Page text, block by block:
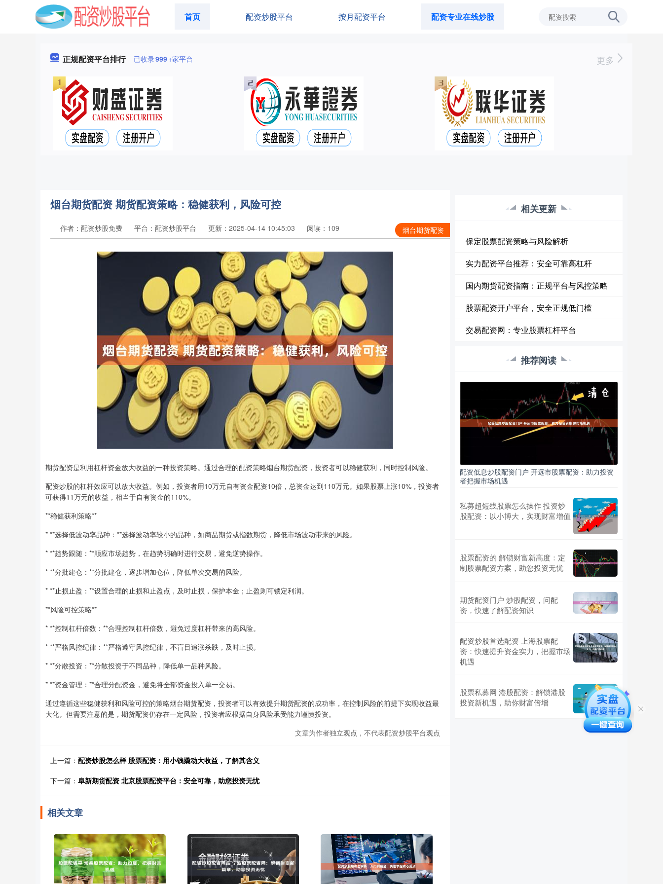
首页 配资炒股平台 按月配资平台 配资专业在线炒股
正规配资平台排行 已收录999+家平台 更多
烟台期货配资 期货配资策略：稳健获利，风险可控
烟台期货配资
作者：配资炒股免费 平台：配资炒股平台 更新：2025-04-14 10:45:03 阅读：109
期货配资是利用杠杆资金放大收益的一种投资策略。通过合理的配资策略烟台期货配资，投资者可以稳健获利，同时控制风险。
配资炒股的杠杆效应可以放大收益。例如，投资者用10万元自有资金配资10倍，总资金达到110万元。如果股票上涨10%，投资者
可获得11万元的收益，相当于自有资金的110%。
**稳健获利策略**
* **选择低波动率品种：**选择波动率较小的品种，如商品期货或指数期货，降低市场波动带来的风险。
* **趋势跟随：**顺应市场趋势，在趋势明确时进行交易，避免逆势操作。
* **分批建仓：**分批建仓，逐步增加仓位，降低单次交易的风险。
* **止损止盈：**设置合理的止损和止盈点，及时止损，保护本金；止盈则可锁定利润。
**风险可控策略**
* **控制杠杆倍数：**合理控制杠杆倍数，避免过度杠杆带来的高风险。
* **严格风控纪律：**严格遵守风控纪律，不盲目追涨杀跌，及时止损。
* **分散投资：**分散投资于不同品种，降低单一品种风险。
* **资金管理：**合理分配资金，避免将全部资金投入单一交易。
通过遵循这些稳健获利和风险可控的策略烟台期货配资，投资者可以有效提升期货配资的成功率，在控制风险的前提下实现收益最
大化。但需要注意的是，期货配资仍存在一定风险，投资者应根据自身风险承受能力谨慎投资。
文章为作者独立观点，不代表配资炒股平台观点
上一篇： 配资炒股怎么样 股票配资：用小钱撬动大收益，了解其含义
下一篇： 阜新期货配资 北京股票配资平台：安全可靠，助您投资无忧
相关文章
相关更新
保定股票配资策略与风险解析
实力配资平台推荐：安全可靠高杠杆
国内期货配资指南：正规平台与风控策略
股票配资开户平台，安全正规低门槛
交易配资网：专业股票杠杆平台
推荐阅读
配资低息炒股配资门户 开远市股票配资：助力投资
者把握市场机遇
私募超短线股票怎么操作 投资炒
股配资：以小博大，实现财富增值
股票配资的 解锁财富新高度：定
制股票配资方案，助您投资无忧
期货配资门户 炒股配资，问配
资，快速了解配资知识
配资炒股首选配资 上海股票配
资：快速提升资金实力，把握市场
机遇
股票私募网 港股配资：解锁港股
投资新机遇，助你财富倍增